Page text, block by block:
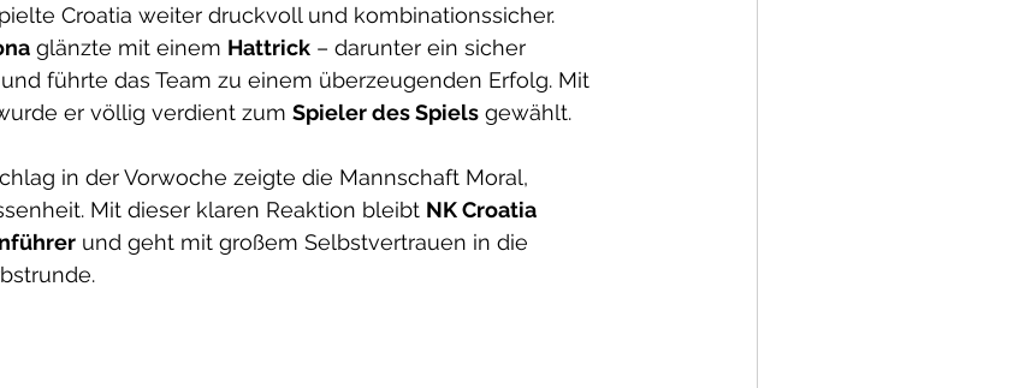
Croatia weiter druckvoll und kombinationssicher.
glänzte mit einem Hattrick – darunter ein sicher
führte das Team zu einem überzeugenden Erfolg. Mit
er völlig verdient zum Spieler des Spiels gewählt.
in der Vorwoche zeigte die Mannschaft Moral,
Mit dieser klaren Reaktion bleibt NK Croatia
und geht mit großem Selbstvertrauen in die